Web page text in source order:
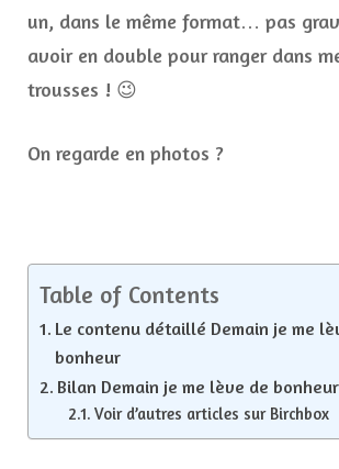
un, dans le même format… pas
avoir en double pour ranger dans
trousses ! 😉
On regarde en photos ?
Table of Contents
Le contenu détaillé Demain je me
bonheur
Bilan Demain je me lève de bonheur
Voir d’autres articles sur Birchbox